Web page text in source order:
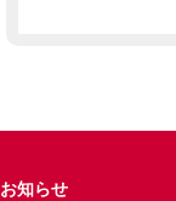
お知らせ